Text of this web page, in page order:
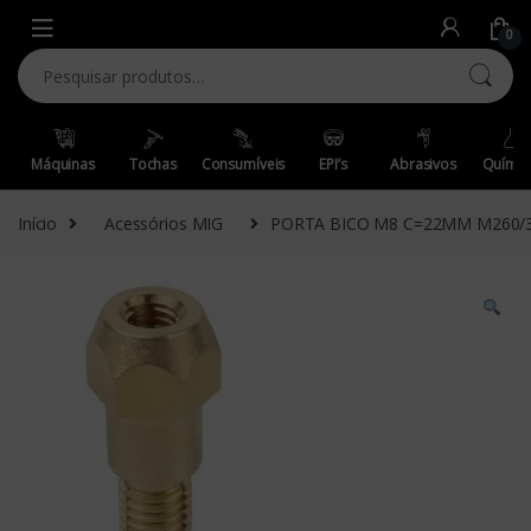
0
Pesquisar por:
Máquinas Tochas Consumíveis EPI’s Abrasivos
Início Acessórios MIG PORTA BICO M8 C=22MM M260/